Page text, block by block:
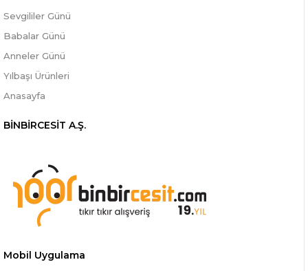
Sevgililer Günü
Babalar Günü
Anneler Günü
Yılbaşı Ürünleri
Anasayfa
BİNBİRCESİT A.Ş.
Mobil Uygulama